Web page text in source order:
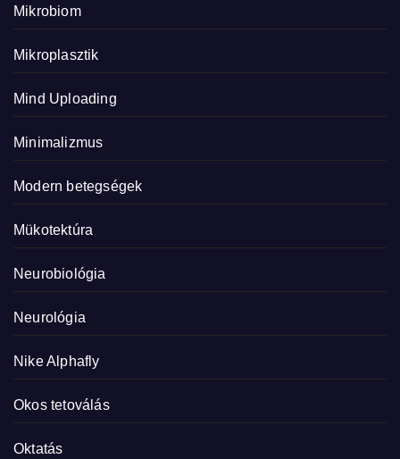
Mikrobiom
Mikroplasztik
Mind Uploading
Minimalizmus
Modern betegségek
Mükotektúra
Neurobiológia
Neurológia
Nike Alphafly
Okos tetoválás
Oktatás